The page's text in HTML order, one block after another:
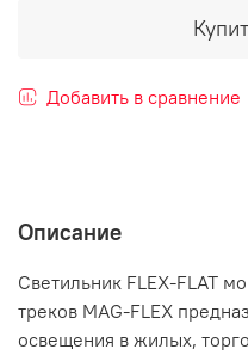
Добавить в сравнение
Описание
Светильник FLEX-FLAT
треков MAG-FLEX
освещения в жилых,